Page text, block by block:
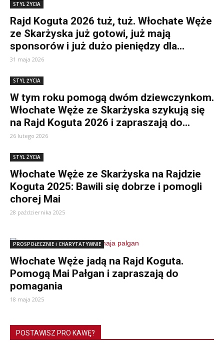
STYL ŻYCIA
Rajd Koguta 2026 tuż, tuż. Włochate Węże
ze Skarżyska już gotowi, już mają
sponsorów i już dużo pieniędzy dla...
31 maja 2026
STYL ŻYCIA
W tym roku pomogą dwóm dziewczynkom.
Włochate Węże ze Skarżyska szykują się
na Rajd Koguta 2026 i zapraszają do...
26 lutego 2026
STYL ŻYCIA
Włochate Węże ze Skarżyska na Rajdzie
Koguta 2025: Bawili się dobrze i pomogli
chorej Mai
28 października 2025
PROSPOŁECZNIE i CHARYTATYWNIE
Włochate Węże jadą na Rajd Koguta.
Pomogą Mai Pałgan i zapraszają do
pomagania
18 maja 2025
POSTAWISZ PRO KAWĘ?